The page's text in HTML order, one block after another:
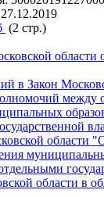
27.12.2019
(2 стр.)
области
в Закон
между
области
области в